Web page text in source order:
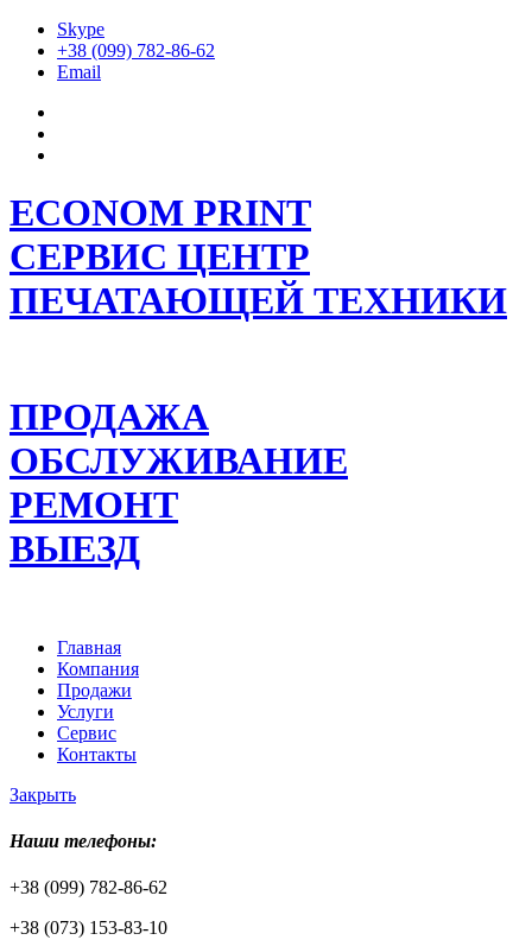
Skype
+38 (099) 782-86-62
Email
ECONOM PRINT
СЕРВИС ЦЕНТР
ПЕЧАТАЮЩЕЙ ТЕХНИКИ
ПРОДАЖА
ОБСЛУЖИВАНИЕ
РЕМОНТ
ВЫЕЗД
Главная
Компания
Продажи
Услуги
Сервис
Контакты
Закрыть
Наши телефоны:
+38 (099) 782-86-62
+38 (073) 153-83-10